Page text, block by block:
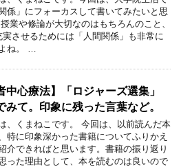
係」にフォーカスして書いてみたいと思
業や修論が大切なのはもちろんのこと、
実させるためには「人間関係」も非常に
ね。 …
中心療法】「ロジャーズ選集」
みて。印象に残った言葉など。
、くまねこです。 今回は、以前読んだ本
特に印象深かった書籍についてふりかえ
介できればと思います。書籍の振り返り
った理由として、本を読むのは良いので